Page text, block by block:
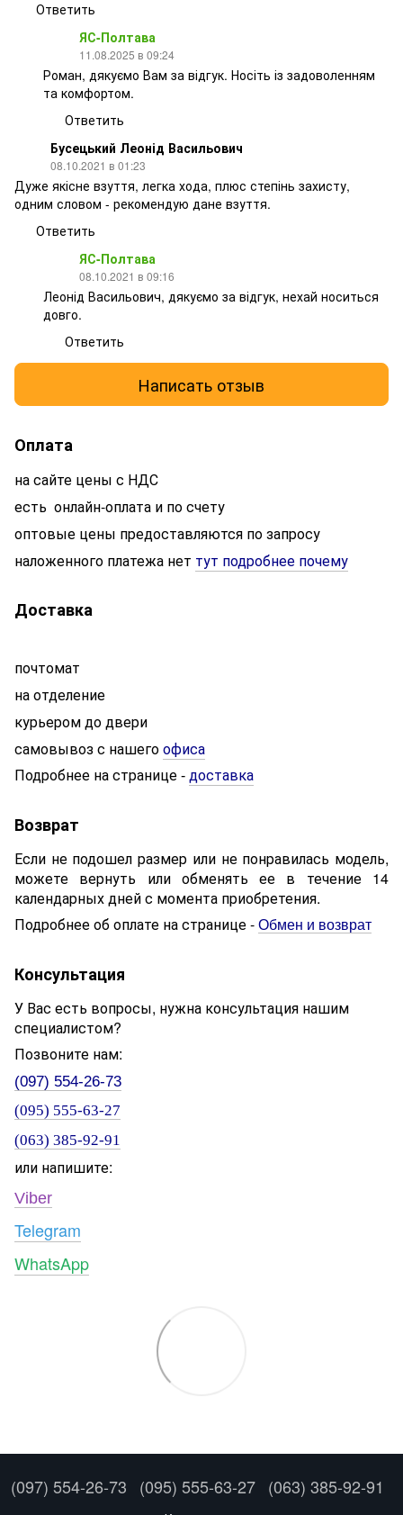
Ответить
ЯС-Полтава
11.08.2025 в 09:24
Роман, дякуємо Вам за відгук. Носіть із задоволенням
та комфортом.
Ответить
Бусецький Леонід Васильович
08.10.2021 в 01:23
Дуже якісне взуття, легка хода, плюс степінь захисту,
одним словом - рекомендую дане взуття.
Ответить
ЯС-Полтава
08.10.2021 в 09:16
Леонід Васильович, дякуємо за відгук, нехай носиться
довго.
Ответить
Написать отзыв
Оплата
на сайте цены с НДС
есть онлайн-оплата и по счету
оптовые цены предоставляются по запросу
наложенного платежа нет тут подробнее почему
Доставка
почтомат
на отделение
курьером до двери
самовывоз с нашегоофиса
Подробнее на странице - доставка
Возврат
Если не подошел размер или не понравилась модель,
можете вернуть или обменять ее в течение 14
календарных дней с момента приобретения.
Подробнее об оплате на странице - Обмен и возврат
Консультация
У Вас есть вопросы, нужна консультация нашим
специалистом?
Позвоните нам:
(097) 554-26-73
(095) 555-63-27
(063) 385-92-91
или напишите:
Viber
Telegram
WhatsApp
(097) 554-26-73 (095) 555-63-27 (063) 385-92-91